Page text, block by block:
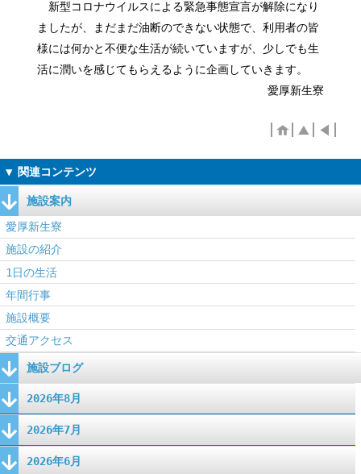
新型コロナウイルスによる緊急事態宣言が解除になり
ましたが、まだまだ油断のできない状態で、利用者の皆
様には何かと不便な生活が続いていますが、少しでも生
活に潤いを感じてもらえるように企画していきます。
愛厚新生寮
施設案内
愛厚新生寮
施設の紹介
1日の生活
年間行事
施設概要
交通アクセス
施設ブログ
2026年8月
2026年7月
2026年6月